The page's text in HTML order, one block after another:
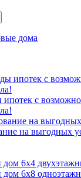
дома
с
на выгодных